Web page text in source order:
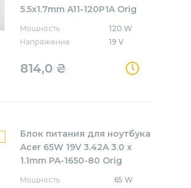
5.5x1.7mm A11-120P1A Orig
Мощность
120 W
Напряжение
19 V
814,0 ₴
Блок питания для ноутбука
Acer 65W 19V 3.42A 3.0 x
1.1mm PA-1650-80 Orig
Мощность
65 W